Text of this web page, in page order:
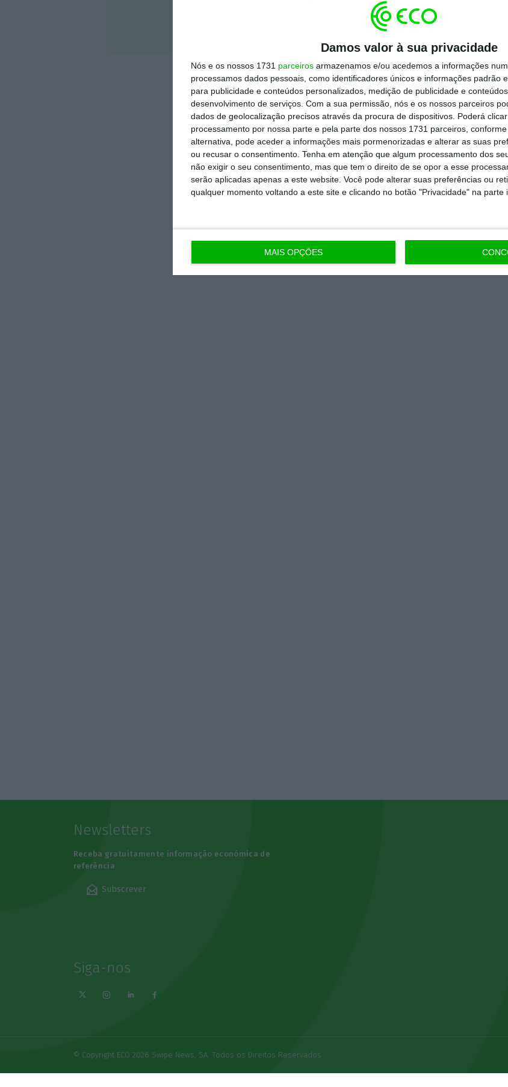
Damos valor à sua privacidade
Nós e os nossos 1731 parceiros armazenamos e/ou acedemos a informações
processamos dados pessoais, como identificadores únicos e informações padrão
para publicidade e conteúdos personalizados, medição de publicidade e
desenvolvimento de serviços. Com a sua permissão, nós e os nossos parceiros
dados de geolocalização precisos através da procura de dispositivos. Poderá
processamento por nossa parte e pela parte dos nossos 1731 parceiros,
alternativa, pode aceder a informações mais pormenorizadas e alterar as suas
ou recusar o consentimento. Tenha em atenção que algum processamento dos
não exigir o seu consentimento, mas que tem o direito de se opor a esse
serão aplicadas apenas a este website. Você pode alterar suas preferências ou
qualquer momento voltando a este site e clicando no botão "Privacidade" na parte
MAIS OPÇÕES
Newsletters
Receba gratuitamente informação económica de
referência
Subscrever
Siga-nos
© Copyright ECO 2026 Swipe News, SA. Todos os Direitos Reservados